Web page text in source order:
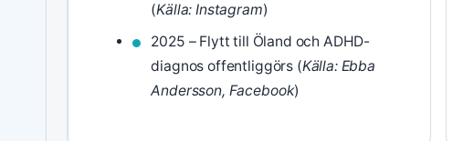
(Källa: Instagram)
2025 – Flytt till Öland och ADHD-
diagnos offentliggörs (Källa: Ebba
Andersson, Facebook)